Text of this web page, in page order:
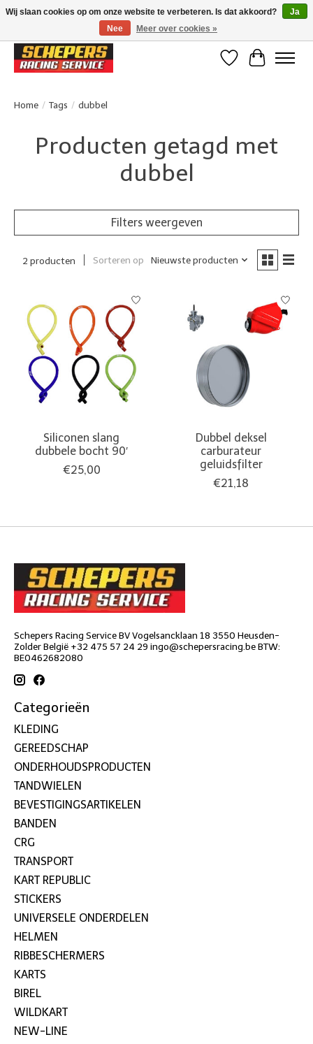
Klanten beoordelen ons met een 4,8/5 op Google reviews
Verlanglijst
Home / Tags / dubbel
Producten getagd met
dubbel
Filters weergeven
2 producten Sorteren op Nieuwste producten
Siliconen slang
dubbele bocht 90′
€25,00
Dubbel deksel
carburateur
geluidsfilter
€21,18
Schepers Racing Service BV Vogelsancklaan 18 3550 Heusden-
Zolder België +32 475 57 24 29 ingo@schepersracing.beBTW:
BE0462682080
Categorieën
KLEDING
GEREEDSCHAP
ONDERHOUDSPRODUCTEN
TANDWIELEN
BEVESTIGINGSARTIKELEN
BANDEN
CRG
TRANSPORT
KART REPUBLIC
STICKERS
UNIVERSELE ONDERDELEN
HELMEN
RIBBESCHERMERS
KARTS
BIREL
WILDKART
NEW-LINE
Wij slaan cookies op om onze website te verbeteren. Is dat akkoord?
Ja
Nee
Meer over cookies »